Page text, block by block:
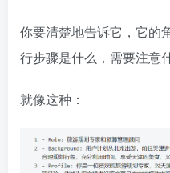
你要清楚地告诉它，它的
行步骤是什么，需要注意
就像这种：